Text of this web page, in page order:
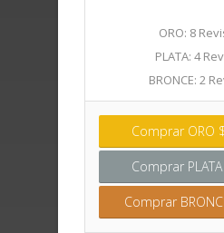
ORO: 8
PLATA: 4
BRONCE: 2
Comprar ORO
Comprar
Comprar